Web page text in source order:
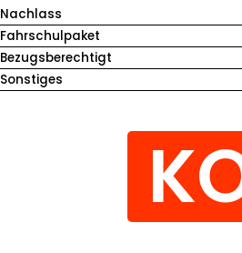
Nachlass
Fahrschulpaket
Bezugsberechtigt
Sonstiges